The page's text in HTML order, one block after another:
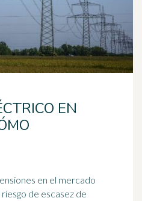
EN
en el mercado
de escasez de